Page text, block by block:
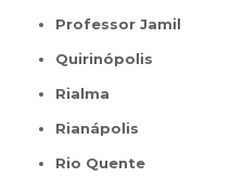
Professor Jamil
Quirinópolis
Rialma
Rianápolis
Rio Quente